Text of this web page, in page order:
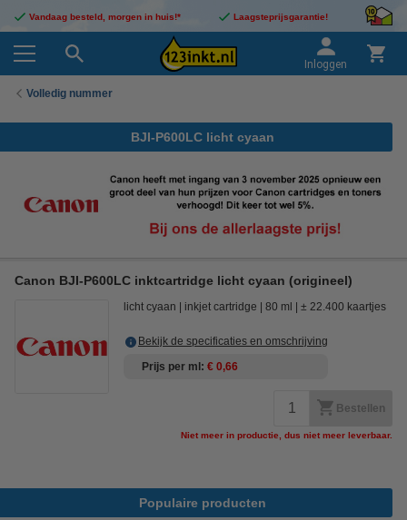
Vandaag besteld, morgen in huis!* Laagsteprijsgarantie!
Inloggen
Volledig nummer
BJI-P600LC licht cyaan
Canon BJI-P600LC inktcartridge licht cyaan (origineel)
licht cyaan inkjet cartridge 80 ml ± 22.400 kaartjes
Bekijk de specificaties en omschrijving
Prijs per ml
€ 0,66
Bestellen
Niet meer in productie, dus niet meer leverbaar.
Populaire producten